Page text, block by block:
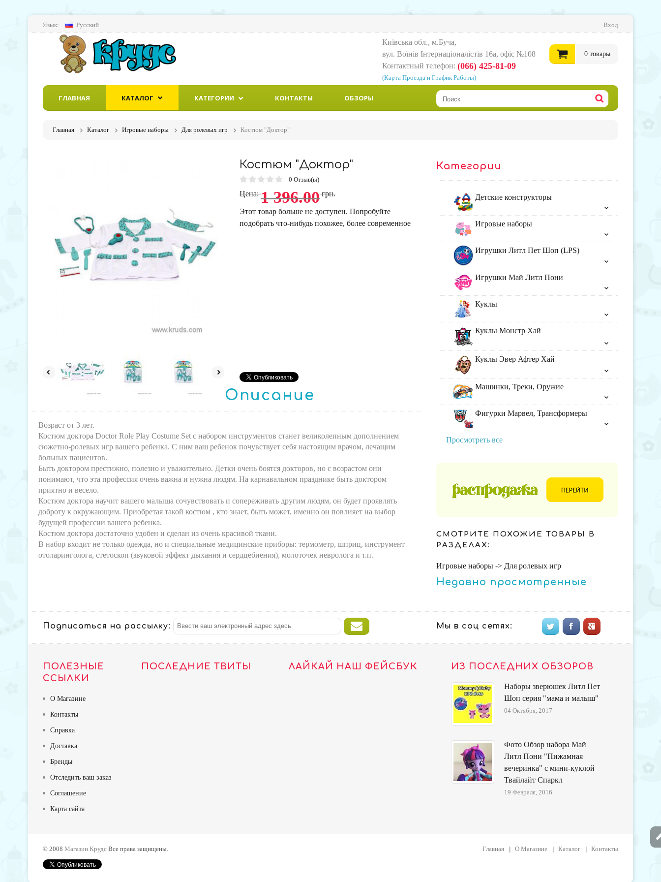
Язык: Русский Вход
Київська обл., м.Буча,
вул. Воїнiв Iнтернацiоналiстiв 16а, офіс №108
Контактный телефон: (066) 425-81-09
(Карта Проезда и График Работы)
0товары
ГЛАВНАЯ КАТАЛОГ КАТЕГОРИИ КОНТАКТЫ ОБЗОРЫ
Главная Каталог Игровые наборы Для ролевых игр Костюм "Доктор"
Костюм "Доктор"
0 Отзыв(ы)
Цена: 1 396.00 грн.
Этот товар больше не доступен. Попробуйте
подобрать что-нибудь похожее, более современное
Описание
Возраст от 3 лет.
Костюм доктора Doctor Role Play Costume Set с набором инструментов станет великолепным дополнением
сюжетно-ролевых игр вашего ребенка. С ним ваш ребенок почувствует себя настоящим врачом, лечащим
больных пациентов.
Быть доктором престижно, полезно и уважительно. Детки очень боятся докторов, но с возрастом они
понимают, что эта профессия очень важна и нужна людям. На карнавальном празднике быть доктором
приятно и весело.
Костюм доктора научит вашего малыша сочувствовать и сопереживать другим людям, он будет проявлять
доброту к окружающим. Приобретая такой костюм , кто знает, быть может, именно он повлияет на выбор
будущей профессии вашего ребенка.
Костюм доктора достаточно удобен и сделан из очень красивой ткани.
В набор входит не только одежда, но и специальные медицинские приборы: термометр, шприц, инструмент
отоларинголога, стетоскоп (звуковой эффект дыхания и сердцебиения), молоточек невролога и т.п.
Категории
Детские конструкторы
Игровые наборы
Игрушки Литл Пет Шоп (LPS)
Игрушки Май Литл Пони
Куклы
Куклы Монстр Хай
Куклы Эвер Афтер Хай
Машинки, Треки, Оружие
Фигурки Марвел, Трансформеры
Просмотреть все
СМОТРИТЕ ПОХОЖИЕ ТОВАРЫ В
РАЗДЕЛАХ:
Игровые наборы -> Для ролевых игр
Недавно просмотренные
Подписаться на рассылку: Мы в соц сетях:
ПОЛЕЗНЫЕ
ССЫЛКИ
О Магазине
Контакты
Справка
Доставка
Бренды
Отследить ваш заказ
Соглашение
Карта сайта
ПОСЛЕДНИЕ ТВИТЫ ЛАЙКАЙ НАШ ФЕЙСБУК ИЗ ПОСЛЕДНИХ ОБЗОРОВ
Наборы зверюшек Литл Пет
Шоп серия "мама и малыш"
04 Октября, 2017
Фото Обзор набора Май
Литл Пони "Пижамная
вечеринка" с мини-куклой
Твайлайт Спаркл
19 Февраля, 2016
© 2008 Магазин Крудс Все права защищены. Главная О Магазине Каталог Контакты